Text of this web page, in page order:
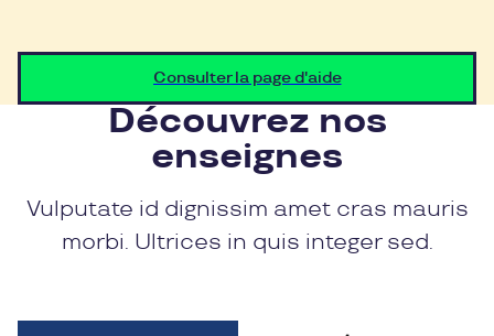
Consulter la page d'aide
Découvrez nos
enseignes
Vulputate id dignissim amet cras mauris
morbi. Ultrices in quis integer sed.